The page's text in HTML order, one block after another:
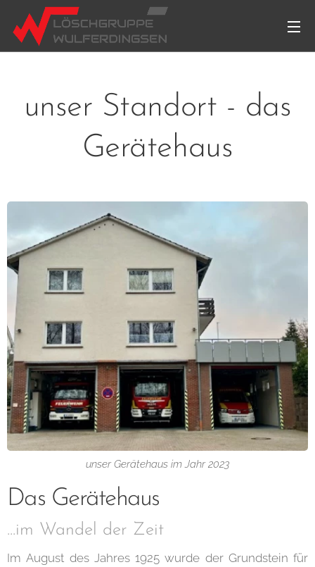
unser Standort - das
Gerätehaus
unser Gerätehaus im Jahr 2023
Das Gerätehaus
...im Wandel der Zeit
Im August des Jahres 1925 wurde der Grundstein für